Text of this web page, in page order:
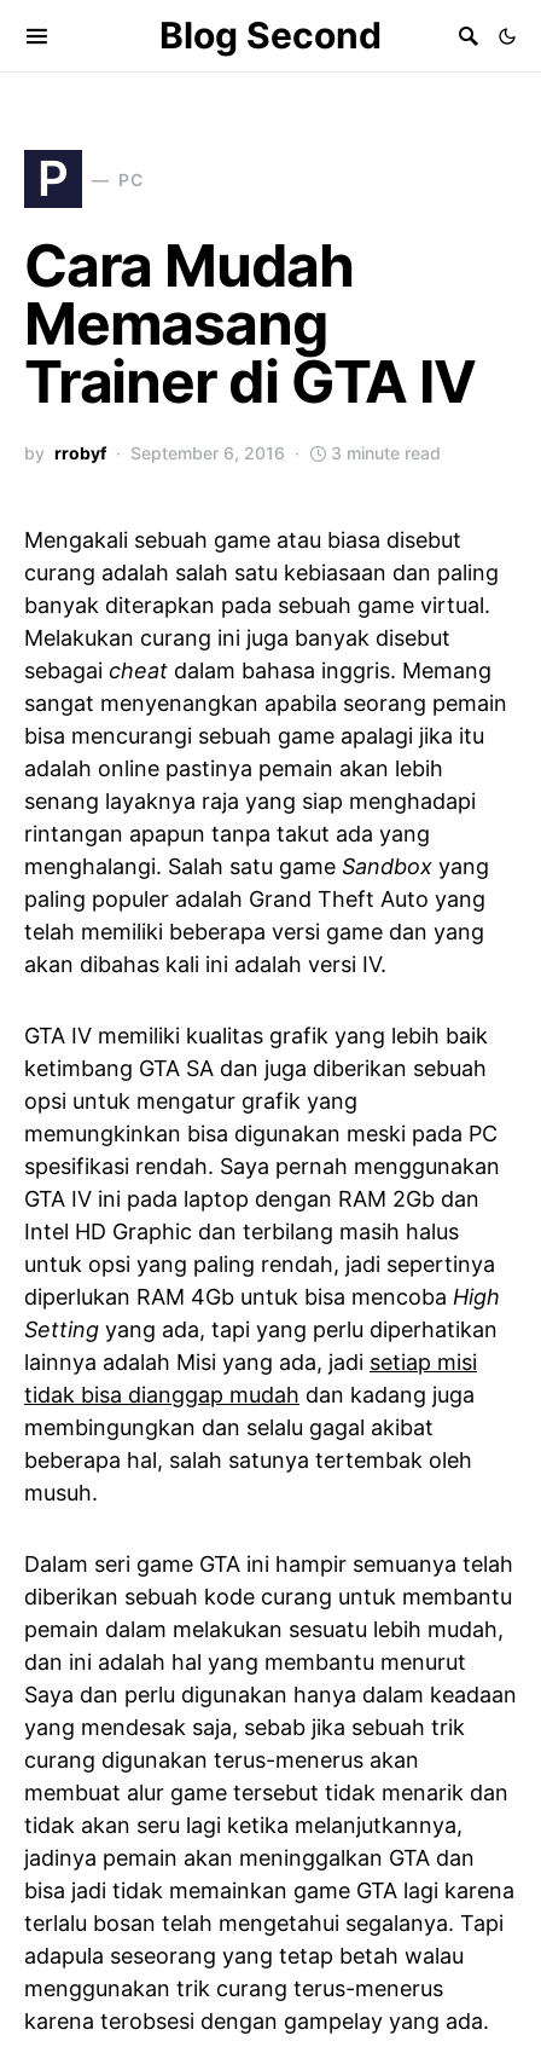
Blog Second
P PC
Cara Mudah
Memasang
Trainer di GTA IV
by rrobyf September 6, 2016 3 minute read
Mengakali sebuah game atau biasa disebut
curang adalah salah satu kebiasaan dan paling
banyak diterapkan pada sebuah game virtual.
Melakukan curang ini juga banyak disebut
sebagai cheat dalam bahasa inggris. Memang
sangat menyenangkan apabila seorang pemain
bisa mencurangi sebuah game apalagi jika itu
adalah online pastinya pemain akan lebih
senang layaknya raja yang siap menghadapi
rintangan apapun tanpa takut ada yang
menghalangi. Salah satu game Sandbox yang
paling populer adalah Grand Theft Auto yang
telah memiliki beberapa versi game dan yang
akan dibahas kali ini adalah versi IV.
GTA IV memiliki kualitas grafik yang lebih baik
ketimbang GTA SA dan juga diberikan sebuah
opsi untuk mengatur grafik yang
memungkinkan bisa digunakan meski pada PC
spesifikasi rendah. Saya pernah menggunakan
GTA IV ini pada laptop dengan RAM 2Gb dan
Intel HD Graphic dan terbilang masih halus
untuk opsi yang paling rendah, jadi sepertinya
diperlukan RAM 4Gb untuk bisa mencoba High
Setting yang ada, tapi yang perlu diperhatikan
lainnya adalah Misi yang ada, jadi setiap misi
tidak bisa dianggap mudah dan kadang juga
membingungkan dan selalu gagal akibat
beberapa hal, salah satunya tertembak oleh
musuh.
Dalam seri game GTA ini hampir semuanya telah
diberikan sebuah kode curang untuk membantu
pemain dalam melakukan sesuatu lebih mudah,
dan ini adalah hal yang membantu menurut
Saya dan perlu digunakan hanya dalam keadaan
yang mendesak saja, sebab jika sebuah trik
curang digunakan terus-menerus akan
membuat alur game tersebut tidak menarik dan
tidak akan seru lagi ketika melanjutkannya,
jadinya pemain akan meninggalkan GTA dan
bisa jadi tidak memainkan game GTA lagi karena
terlalu bosan telah mengetahui segalanya. Tapi
adapula seseorang yang tetap betah walau
menggunakan trik curang terus-menerus
karena terobsesi dengan gampelay yang ada.